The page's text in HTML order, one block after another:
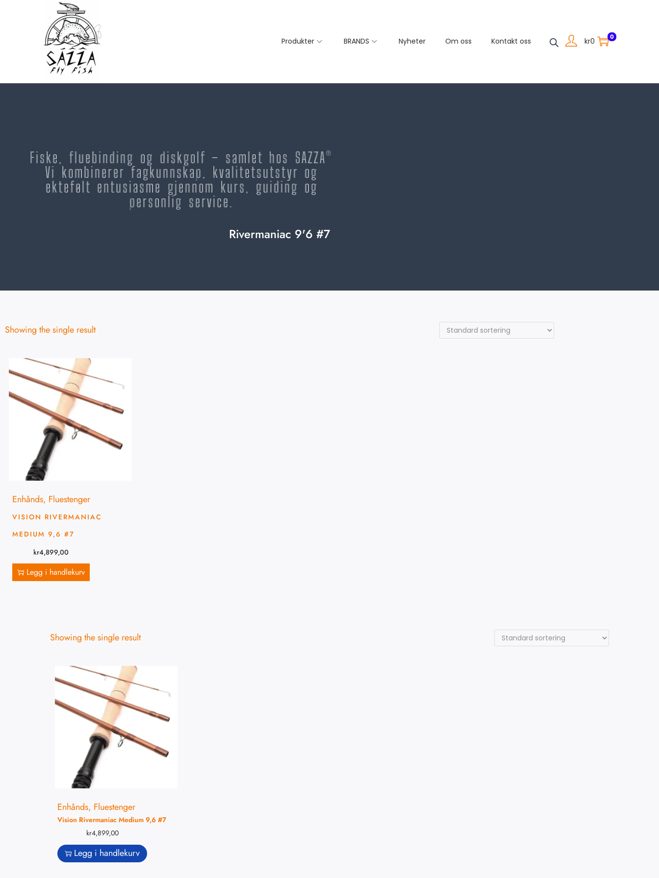
Produkter BRANDS Nyheter Om oss Kontakt oss kr0 0
Fiske, fluebinding og diskgolf – samlet hos SAZZA®
Vi kombinerer fagkunnskap, kvalitetsutstyr og
ektefølt entusiasme gjennom kurs, guiding og
personlig service.
Rivermaniac 9'6 #7
Showing the single result
Enhånds, Fluestenger
VISION RIVERMANIAC
MEDIUM 9,6 #7
kr4,899,00
Legg i handlekurv
Showing the single result
Enhånds, Fluestenger
Vision Rivermaniac Medium 9,6 #7
kr4,899,00
Legg i handlekurv